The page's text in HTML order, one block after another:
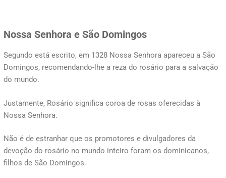
Nossa Senhora e São Domingos
Segundo está escrito, em 1328 Nossa Senhora apareceu a São
Domingos, recomendando-lhe a reza do rosário para a salvação
do mundo.
Justamente, Rosário significa coroa de rosas oferecidas à
Nossa Senhora.
Não é de estranhar que os promotores e divulgadores da
devoção do rosário no mundo inteiro foram os dominicanos,
filhos de São Domingos.